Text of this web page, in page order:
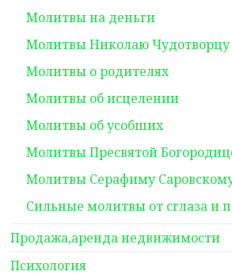
Молитвы на деньги
Молитвы Николаю Чудотворцу
Молитвы о родителях
Молитвы об исцелении
Молитвы об усобших
Молитвы Пресвятой
Молитвы Серафиму
Сильные молитвы от сглаза и
Продажа,аренда недвижимости
Психология